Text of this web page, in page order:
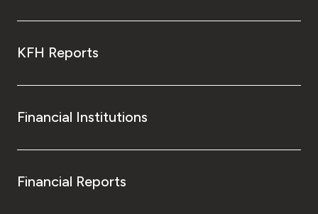
KFH Reports
Financial Institutions
Financial Reports